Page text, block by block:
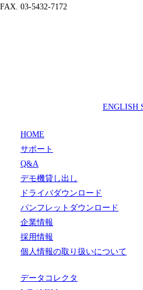
FAX. 03-5432-7172
ENGLISH
HOME
サポート
Q&A
デモ機貸し出し
ドライバダウンロード
パンフレットダウンロード
企業情報
採用情報
個人情報の取り扱いについて
データコレクタ